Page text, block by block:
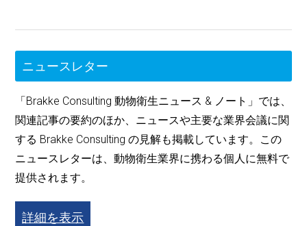
ニュースレター
「Brakke Consulting 動物衛生ニュース & ノート」では、
関連記事の要約のほか、ニュースや主要な業界会議に関
する Brakke Consulting の見解も掲載しています。この
ニュースレターは、動物衛生業界に携わる個人に無料で
提供されます。
詳細を表示